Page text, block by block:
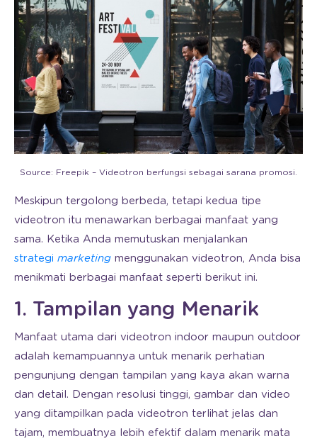
Source: Freepik – Videotron berfungsi sebagai sarana promosi.
Meskipun tergolong berbeda, tetapi kedua tipe
videotron itu menawarkan berbagai manfaat yang
sama. Ketika Anda memutuskan menjalankan
strategi marketing menggunakan videotron, Anda bisa
menikmati berbagai manfaat seperti berikut ini.
1. Tampilan yang Menarik
Manfaat utama dari videotron indoor maupun outdoor
adalah kemampuannya untuk menarik perhatian
pengunjung dengan tampilan yang kaya akan warna
dan detail. Dengan resolusi tinggi, gambar dan video
yang ditampilkan pada videotron terlihat jelas dan
tajam, membuatnya lebih efektif dalam menarik mata